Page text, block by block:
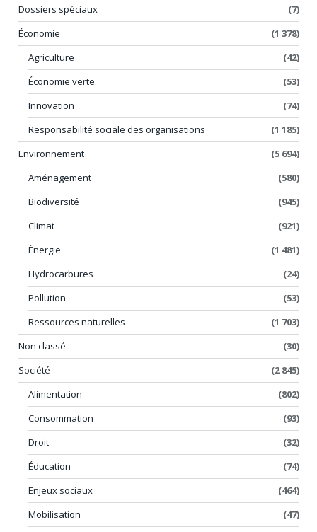
Dossiers spéciaux
(7)
Économie
(1 378)
Agriculture
(42)
Économie verte
(53)
Innovation
(74)
Responsabilité sociale des organisations
(1 185)
Environnement
(5 694)
Aménagement
(580)
Biodiversité
(945)
Climat
(921)
Énergie
(1 481)
Hydrocarbures
(24)
Pollution
(53)
Ressources naturelles
(1 703)
Non classé
(30)
Société
(2 845)
Alimentation
(802)
Consommation
(93)
Droit
(32)
Éducation
(74)
Enjeux sociaux
(464)
Mobilisation
(47)